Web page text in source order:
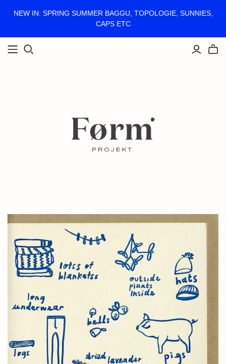
NEW IN: SPRING SUMMER BAGGU, TOPOLOGIE, SUNNIES,
CAPS ETC